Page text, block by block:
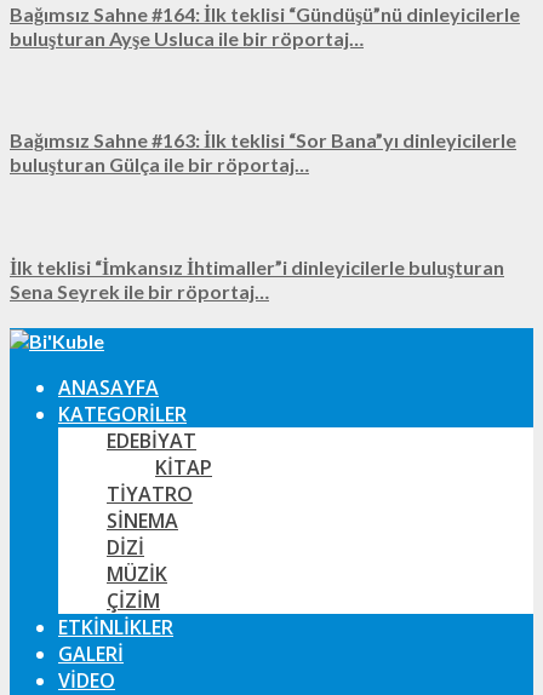
Bağımsız Sahne #164: İlk teklisi “Gündüşü”nü dinleyicilerle
buluşturan Ayşe Usluca ile bir röportaj…
Bağımsız Sahne #163: İlk teklisi “Sor Bana”yı dinleyicilerle
buluşturan Gülça ile bir röportaj…
İlk teklisi “İmkansız İhtimaller”i dinleyicilerle buluşturan
Sena Seyrek ile bir röportaj…
ANASAYFA
KATEGORILER
EDEBIYAT
KITAP
TIYATRO
SINEMA
DIZI
MÜZIK
ÇIZIM
ETKINLIKLER
GALERI
VIDEO